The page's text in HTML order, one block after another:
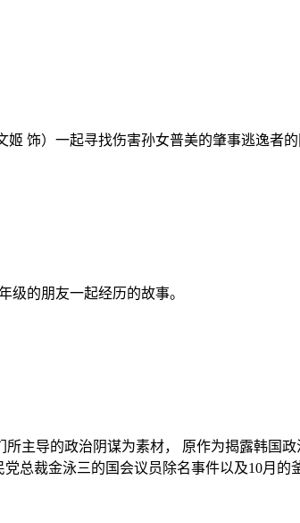
饰）一起寻找伤害孙女普美的肇事逃逸者的
级的朋友一起经历的故事。
主导的政治阴谋为素材， 原作为揭露韩国
总裁金泳三的国会议员除名事件以及10月